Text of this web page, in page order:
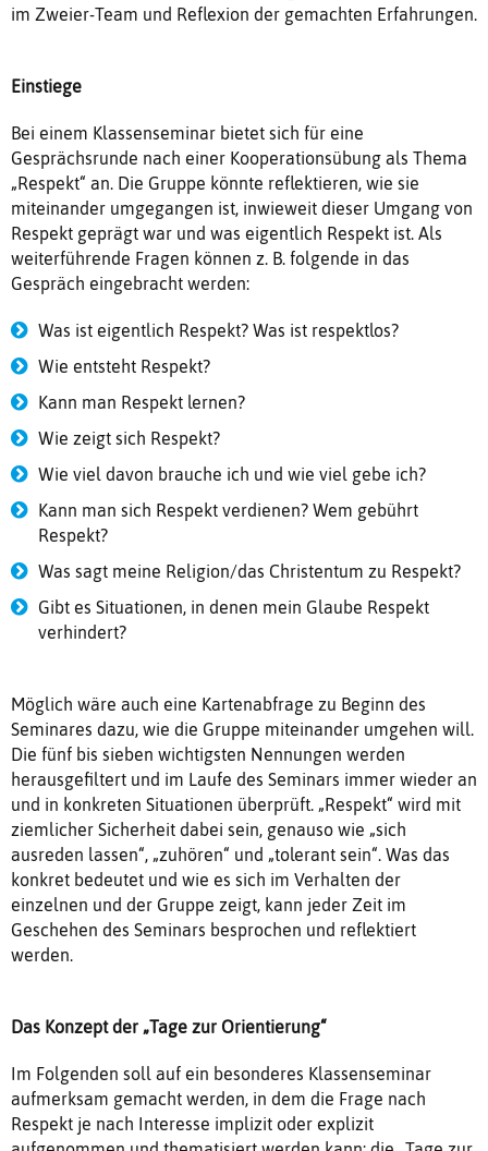
im Zweier-Team und Reflexion der gemachten Erfahrungen.
Einstiege
Bei einem Klassenseminar bietet sich für eine
Gesprächsrunde nach einer Kooperationsübung als Thema
„Respekt“ an. Die Gruppe könnte reflektieren, wie sie
miteinander umgegangen ist, inwieweit dieser Umgang von
Respekt geprägt war und was eigentlich Respekt ist. Als
weiterführende Fragen können z. B. folgende in das
Gespräch eingebracht werden:
Was ist eigentlich Respekt? Was ist respektlos?
Wie entsteht Respekt?
Kann man Respekt lernen?
Wie zeigt sich Respekt?
Wie viel davon brauche ich und wie viel gebe ich?
Kann man sich Respekt verdienen? Wem gebührt
Respekt?
Was sagt meine Religion/das Christentum zu Respekt?
Gibt es Situationen, in denen mein Glaube Respekt
verhindert?
Möglich wäre auch eine Kartenabfrage zu Beginn des
Seminares dazu, wie die Gruppe miteinander umgehen will.
Die fünf bis sieben wichtigsten Nennungen werden
herausgefiltert und im Laufe des Seminars immer wieder an
und in konkreten Situationen überprüft. „Respekt“ wird mit
ziemlicher Sicherheit dabei sein, genauso wie „sich
ausreden lassen“, „zuhören“ und „tolerant sein“. Was das
konkret bedeutet und wie es sich im Verhalten der
einzelnen und der Gruppe zeigt, kann jeder Zeit im
Geschehen des Seminars besprochen und reflektiert
werden.
Das Konzept der „Tage zur Orientierung“
Im Folgenden soll auf ein besonderes Klassenseminar
aufmerksam gemacht werden, in dem die Frage nach
Respekt je nach Interesse implizit oder explizit